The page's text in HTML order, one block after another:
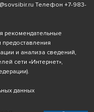
Телефон +7-983-
рекомендательные
и анализа сведений,
сети «Интернет»,
данных